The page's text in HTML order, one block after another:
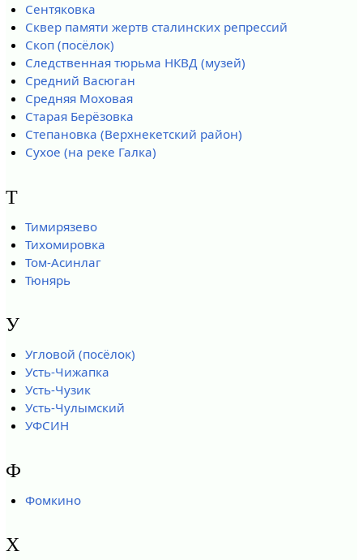
Сентяковка
Сквер памяти жертв сталинских репрессий
Скоп (посёлок)
Следственная тюрьма НКВД (музей)
Средний Васюган
Средняя Моховая
Старая Берёзовка
Степановка (Верхнекетский район)
Сухое (на реке Галка)
Т
Тимирязево
Тихомировка
Том-Асинлаг
Тюнярь
У
Угловой (посёлок)
Усть-Чижапка
Усть-Чузик
Усть-Чулымский
УФСИН
Ф
Фомкино
Х